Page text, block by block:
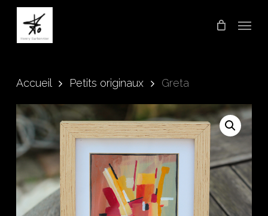
Skip
main
Accueil Petits originaux Greta